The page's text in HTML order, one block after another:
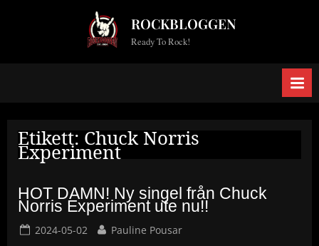
ROCKBLOGGEN
Ready To Rock!
Etikett: Chuck Norris
Experiment
HOT DAMN! Ny singel från Chuck
Norris Experiment ute nu!!
Posted
2024-05-02 By
Pauline Pousar